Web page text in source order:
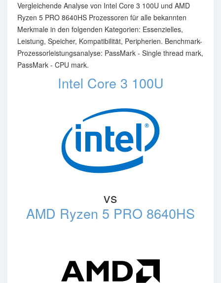
Vergleichende Analyse von Intel Core 3 100U und AMD
Ryzen 5 PRO 8640HS Prozessoren für alle bekannten
Merkmale in den folgenden Kategorien: Essenzielles,
Leistung, Speicher, Kompatibilität, Peripherien. Benchmark-
Prozessorleistungsanalyse: PassMark - Single thread mark,
PassMark - CPU mark.
Intel Core 3 100U
vs
AMD Ryzen 5 PRO 8640HS